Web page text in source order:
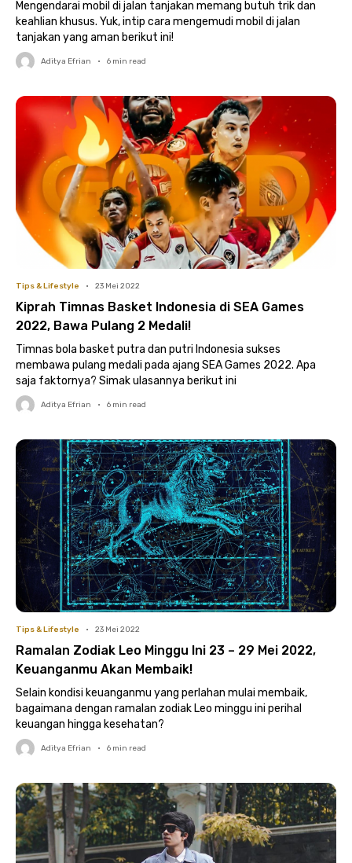
Mengendarai mobil di jalan tanjakan memang butuh trik dan
keahlian khusus. Yuk, intip cara mengemudi mobil di jalan
tanjakan yang aman berikut ini!
Aditya Efrian • 6 min read
Tips & Lifestyle • 23 Mei 2022
Kiprah Timnas Basket Indonesia di SEA Games
2022, Bawa Pulang 2 Medali!
Timnas bola basket putra dan putri Indonesia sukses
membawa pulang medali pada ajang SEA Games 2022. Apa
saja faktornya? Simak ulasannya berikut ini
Aditya Efrian • 6 min read
Tips & Lifestyle • 23 Mei 2022
Ramalan Zodiak Leo Minggu Ini 23 – 29 Mei 2022,
Keuanganmu Akan Membaik!
Selain kondisi keuanganmu yang perlahan mulai membaik,
bagaimana dengan ramalan zodiak Leo minggu ini perihal
keuangan hingga kesehatan?
Aditya Efrian • 6 min read